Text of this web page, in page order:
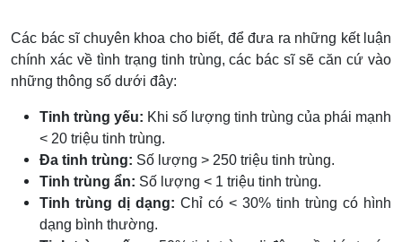
Các bác sĩ chuyên khoa cho biết, để đưa ra những kết luận
chính xác về tình trạng tinh trùng, các bác sĩ sẽ căn cứ vào
những thông số dưới đây:
Tinh trùng yếu: Khi số lượng tinh trùng của phái mạnh
< 20 triệu tinh trùng.
Đa tinh trùng: Số lượng > 250 triệu tinh trùng.
Tinh trùng ẩn: Số lượng < 1 triệu tinh trùng.
Tinh trùng dị dạng: Chỉ có < 30% tinh trùng có hình
dạng bình thường.